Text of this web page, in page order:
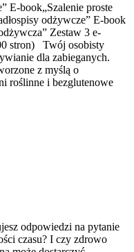
E-book„Szalenie proste
odżywcze” E-book
Zestaw 3 e-
stron) Twój osobisty
dla zabieganych.
z myślą o
roślinne i bezglutenowe
odpowiedzi na pytanie
czasu? I czy zdrowo